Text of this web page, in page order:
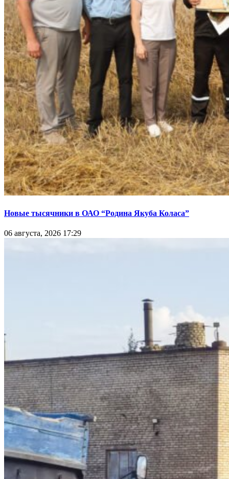
Новые тысячники в ОАО “Родина Якуба Коласа”
06 августа, 2026 17:29